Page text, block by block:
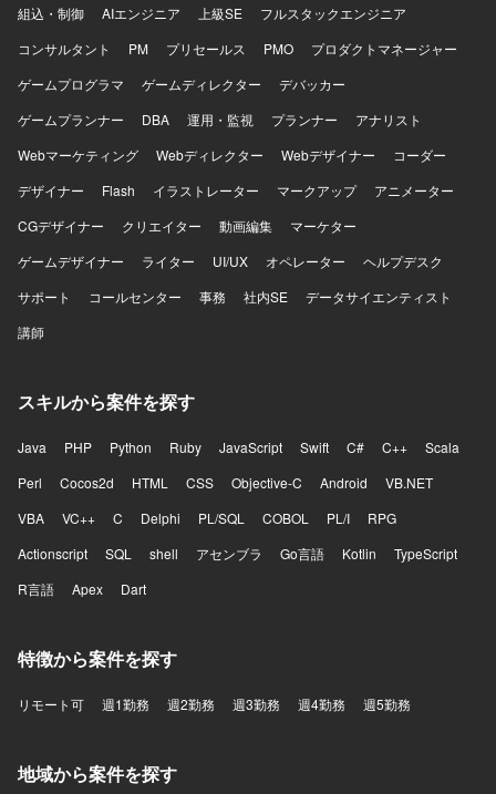
組込・制御
AIエンジニア 上級SE
フルスタックエンジニア
コンサルタント
PM プリセールス PMO
プロダクトマネージャー
ゲームプログラマ
ゲームディレクター
デバッカー
ゲームプランナー
DBA 運用・監視 プランナー
アナリスト
Webマーケティング
Webディレクター Webデザイナー
コーダー
デザイナー
Flash イラストレーター マークアップ
アニメーター
CGデザイナー
クリエイター 動画編集
マーケター
ゲームデザイナー
ライター UI/UX オペレーター
ヘルプデスク
サポート
コールセンター 事務 社内SE
データサイエンティスト
講師
スキルから案件を探す
Java PHP Python Ruby JavaScript Swift C# C++
Scala
Perl
Cocos2d HTML CSS Objective-C Android
VB.NET
VBA
VC++ C Delphi PL/SQL COBOL PL/I
RPG
Actionscript
SQL shell アセンブラ Go言語 Kotlin
TypeScript
R言語
Apex Dart
特徴から案件を探す
リモート可 週1勤務 週2勤務 週3勤務 週4勤務 週5勤務
地域から案件を探す